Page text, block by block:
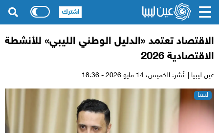
الاقتصاد تعتمد «الدليل الوطني الليبي» للأنشطة
الاقتصادية 2026
عين ليبيا | نُشر: الخميس،
ليبيا
اشترك